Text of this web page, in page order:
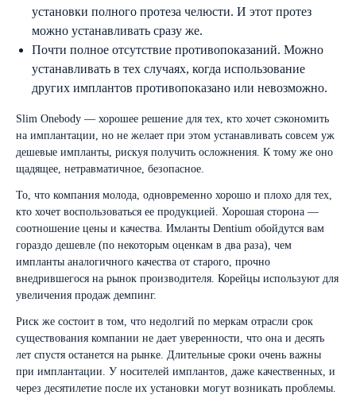
установки полного протеза челюсти. И этот протез
можно устанавливать сразу же.
Почти полное отсутствие противопоказаний. Можно
устанавливать в тех случаях, когда использование
других имплантов противопоказано или невозможно.
Slim Onebody — хорошее решение для тех, кто хочет сэкономить
на имплантации, но не желает при этом устанавливать совсем уж
дешевые импланты, рискуя получить осложнения. К тому же оно
щадящее, нетравматичное, безопасное.
То, что компания молода, одновременно хорошо и плохо для тех,
кто хочет воспользоваться ее продукцией. Хорошая сторона —
соотношение цены и качества. Имланты Dentium обойдутся вам
гораздо дешевле (по некоторым оценкам в два раза), чем
импланты аналогичного качества от старого, прочно
внедрившегося на рынок производителя. Корейцы используют для
увеличения продаж демпинг.
Риск же состоит в том, что недолгий по меркам отрасли срок
существования компании не дает уверенности, что она и десять
лет спустя останется на рынке. Длительные сроки очень важны
при имплантации. У носителей имплантов, даже качественных, и
через десятилетие после их установки могут возникать проблемы.